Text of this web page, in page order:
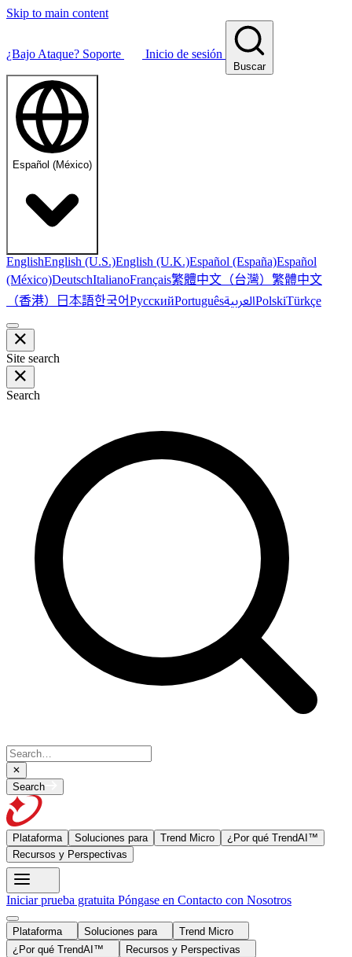
Skip to main content
¿Bajo Ataque? Soporte Inicio de sesión
Buscar
Español (México)
EnglishEnglish (U.S.)English (U.K.)Español (España)Español
(México)DeutschItalianoFrançais繁體中文（台灣） 繁體中文
（香港） 日本語한국어РусскийPortuguêsالعربيةPolskiTürkçe
Site search
Search
Search
Plataforma Soluciones para Trend Micro
¿Por qué TrendAI™
Recursos y Perspectivas
Iniciar prueba gratuita Póngase en Contacto con Nosotros
Plataforma Soluciones para
Trend Micro
¿Por qué TrendAI™
Recursos y Perspectivas